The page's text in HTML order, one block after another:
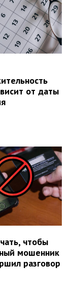
от даты
чтобы
мошенник
разговор